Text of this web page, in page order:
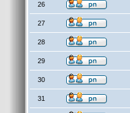
26
27
28
29
30
31